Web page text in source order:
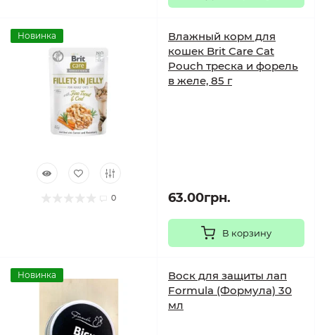
Новинка
0
Влажный корм для
кошек Brit Care Cat
Pouch треска и форель
в желе, 85 г
63.00грн.
В корзину
Новинка
Воск для защиты лап
Formula (Формула) 30
мл